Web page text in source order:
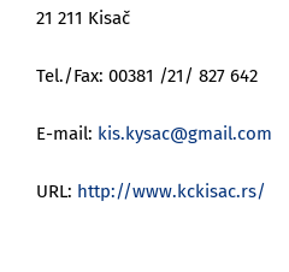
21 211 Kisač
Tel./Fax: 00381 /21/ 827 642
E-mail: kis.kysac@gmail.com
URL: http://www.kckisac.rs/